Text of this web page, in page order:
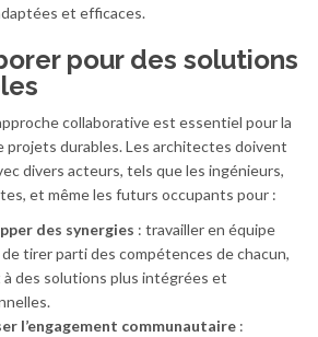
et efficaces.
pour des solutions
collaborative est essentiel pour la
projets durables. Les architectes doivent
divers acteurs, tels que les ingénieurs,
et même les futurs occupants pour :
des synergies : travailler en équipe
tirer parti des compétences de chacun,
à des solutions plus intégrées et
l’engagement communautaire :